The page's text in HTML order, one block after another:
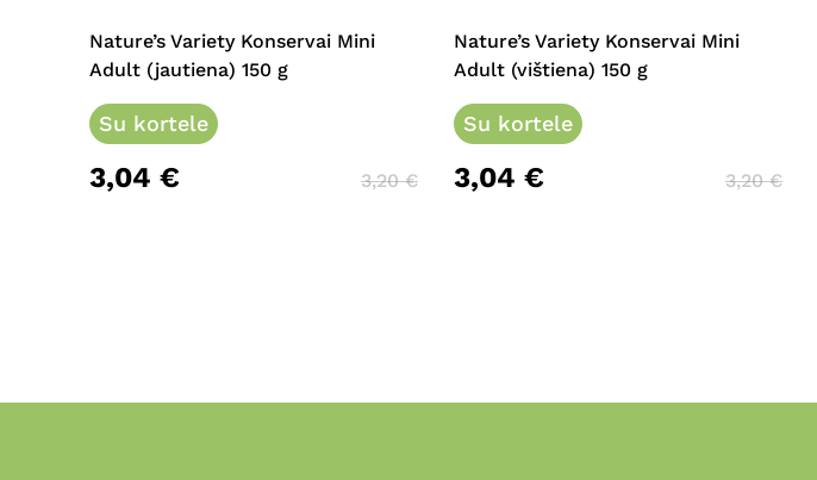
Nature’s Variety Konservai Mini
Adult (jautiena) 150 g
Su kortele
3,04 € 3,20€
Nature’s Variety Konservai Mini
Adult (vištiena) 150 g
Su kortele
3,04 € 3,20€